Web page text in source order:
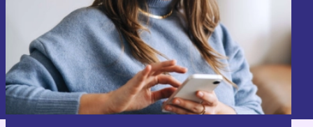
Reģistrēties
Informāciju par personas datu izmantošanu varat atrast mūsu
Privātuma politikā.